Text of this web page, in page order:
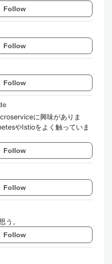
Follow
Follow
Follow
に興味がありま
やIstioをよく触っていま
Follow
Follow
う。
Follow